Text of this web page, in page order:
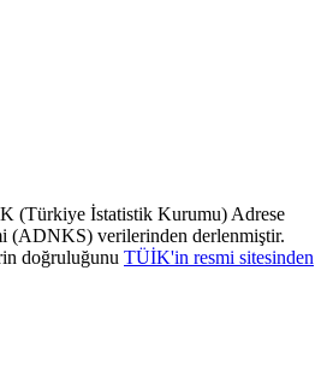
(Türkiye İstatistik Kurumu) Adrese
(ADNKS) verilerinden derlenmiştir.
doğruluğunu TÜİK'in resmi sitesinden